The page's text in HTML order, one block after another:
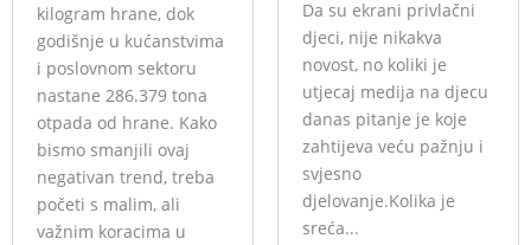
kilogram hrane, dok
godišnje u kućanstvima
i poslovnom sektoru
nastane 286.379 tona
otpada od hrane. Kako
bismo smanjili ovaj
negativan trend, treba
početi s malim, ali
važnim koracima u
Da su ekrani privlačni
djeci, nije nikakva
novost, no koliki je
utjecaj medija na djecu
danas pitanje je koje
zahtijeva veću pažnju i
svjesno
djelovanje.Kolika je
sreća...